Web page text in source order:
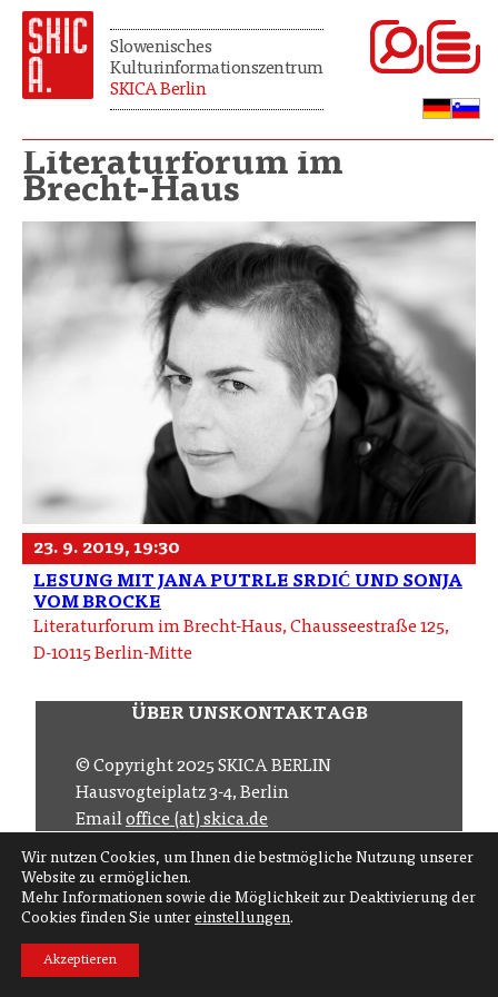
Slowenisches
Kulturinformationszentrum
SKICA Berlin
Literaturforum im
Brecht-Haus
23. 9. 2019, 19:30
LESUNG MIT JANA PUTRLE SRDIĆ UND SONJA
VOM BROCKE
Literaturforum im Brecht-Haus, Chausseestraße 125,
D-10115 Berlin-Mitte
Wir nutzen Cookies, um Ihnen die bestmögliche Nutzung unserer
Website zu ermöglichen.
Mehr Informationen sowie die Möglichkeit zur Deaktivierung der
Cookies finden Sie unter einstellungen.
Akzeptieren
ÜBER UNSKONTAKTAGB
© Copyright 2025 SKICA BERLIN
Hausvogteiplatz 3-4, Berlin
Emailoffice (at) skica.de
Folgen Sie uns auf